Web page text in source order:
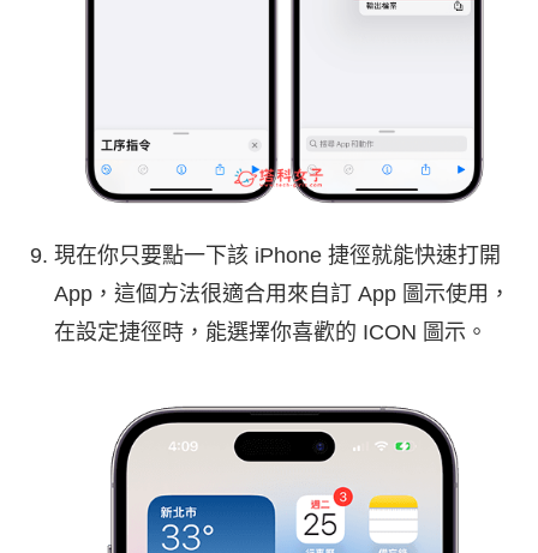
現在你只要點一下該 iPhone 捷徑就能快速打開
App，這個方法很適合用來自訂 App 圖示使用，
在設定捷徑時，能選擇你喜歡的 ICON 圖示。